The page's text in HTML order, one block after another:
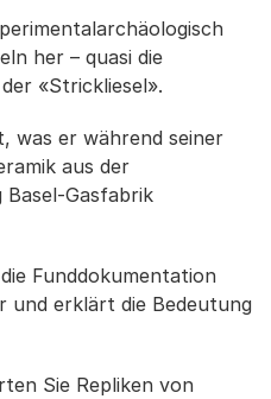
her – quasi die
«Strickliesel».
was er während seiner
aus der
Basel-Gasfabrik
Funddokumentation
und erklärt die Bedeutung
Sie Repliken von